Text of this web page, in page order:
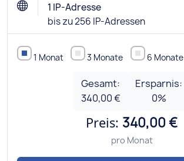
1 IP-Adresse
bis zu 256 IP-Adressen
1 Monat 3 Monate 6 Monate
Gesamt:
340,00 €
Ersparnis:
0%
Preis: 340,00 €
pro Monat